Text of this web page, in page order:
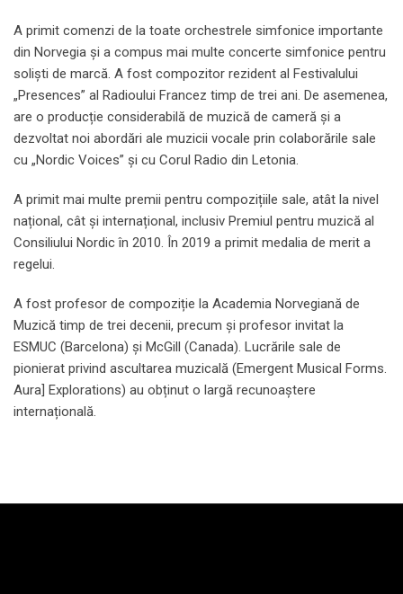
A primit comenzi de la toate orchestrele simfonice importante
din Norvegia și a compus mai multe concerte simfonice pentru
soliști de marcă. A fost compozitor rezident al Festivalului
„Presences” al Radioului Francez timp de trei ani. De asemenea,
are o producție considerabilă de muzică de cameră și a
dezvoltat noi abordări ale muzicii vocale prin colaborările sale
cu „Nordic Voices” și cu Corul Radio din Letonia.
A primit mai multe premii pentru compozițiile sale, atât la nivel
național, cât și internațional, inclusiv Premiul pentru muzică al
Consiliului Nordic în 2010. În 2019 a primit medalia de merit a
regelui.
A fost profesor de compoziție la Academia Norvegiană de
Muzică timp de trei decenii, precum și profesor invitat la
ESMUC (Barcelona) și McGill (Canada). Lucrările sale de
pionierat privind ascultarea muzicală (Emergent Musical Forms.
Aura] Explorations) au obținut o largă recunoaștere
internațională.